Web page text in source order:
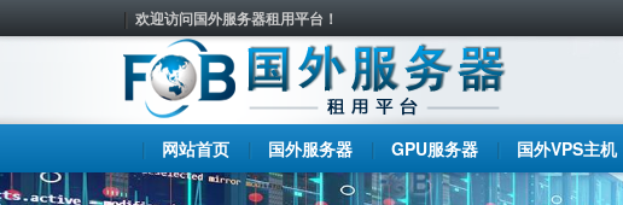
欢迎访问国外服务器租用平台！
网站首页 国外服务器 GPU服务器 国外VPS主机